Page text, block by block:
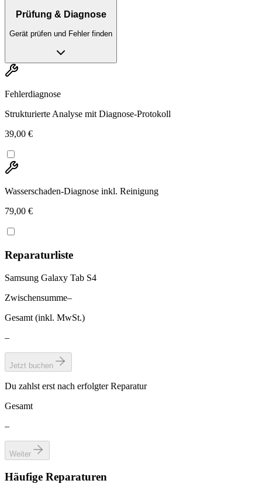
Prüfung & Diagnose
Gerät prüfen und Fehler finden
Fehlerdiagnose
Strukturierte Analyse mit Diagnose-Protokoll
39,00 €
Wasserschaden-Diagnose inkl. Reinigung
79,00 €
Reparaturliste
Samsung Galaxy Tab S4
Zwischensumme–
Gesamt (inkl. MwSt.)
–
Jetzt buchen
Du zahlst erst nach erfolgter Reparatur
Gesamt
–
Weiter
Häufige Reparaturen